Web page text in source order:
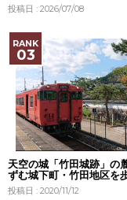
投稿日 : 2026/07/08
天空の城「竹田城跡」の
ずむ城下町・竹田地区を
投稿日 : 2020/11/12